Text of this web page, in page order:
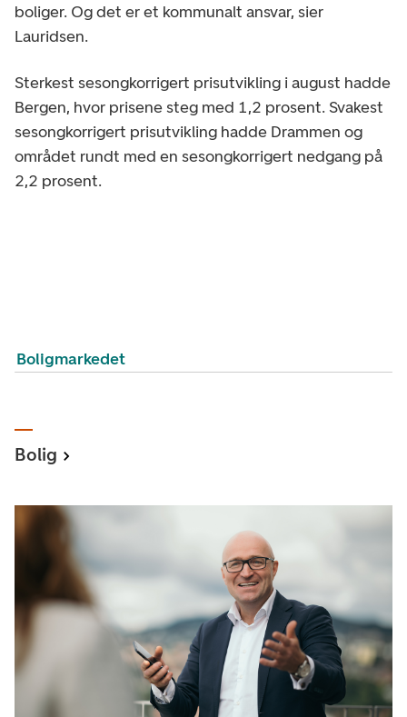
boliger. Og det er et kommunalt ansvar, sier
Lauridsen.
Sterkest sesongkorrigert prisutvikling i august hadde
Bergen, hvor prisene steg med 1,2 prosent. Svakest
sesongkorrigert prisutvikling hadde Drammen og
området rundt med en sesongkorrigert nedgang på
2,2 prosent.
Boligmarkedet
Bolig